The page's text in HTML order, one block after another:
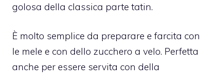
golosa della classica parte tatin.
È molto semplice da preparare e farcita con
le mele e con dello zucchero a velo. Perfetta
anche per essere servita con della